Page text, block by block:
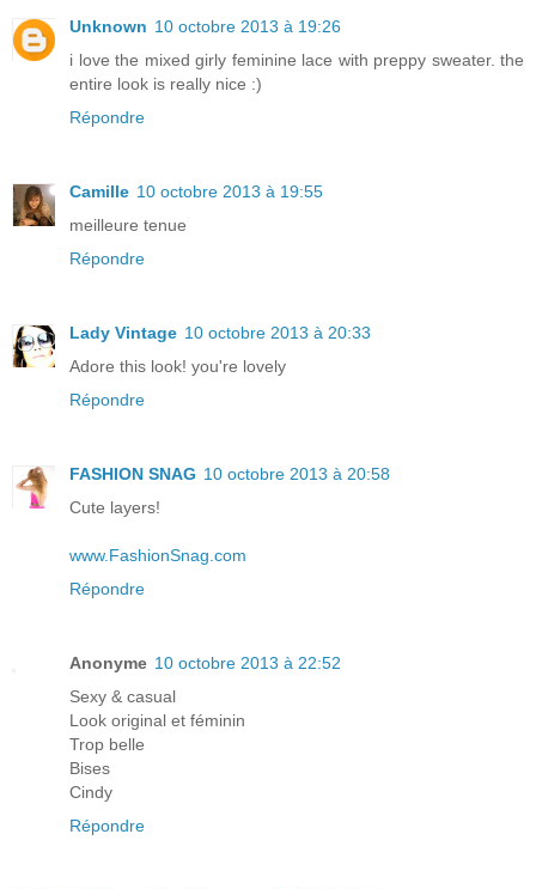
Unknown 10 octobre 2013 à 19:26
i love the mixed girly feminine lace with preppy sweater. the
entire look is really nice :)
Répondre
Camille 10 octobre 2013 à 19:55
meilleure tenue
Répondre
Lady Vintage 10 octobre 2013 à 20:33
Adore this look! you're lovely
Répondre
FASHION SNAG 10 octobre 2013 à 20:58
Cute layers!
www.FashionSnag.com
Répondre
Anonyme 10 octobre 2013 à 22:52
Sexy & casual
Look original et féminin
Trop belle
Bises
Cindy
Répondre